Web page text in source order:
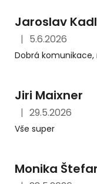
Jaroslav
Hodnocení
| 5.6.2026
Dobrá
Jiri Maixner
Hodnocení
| 29.5.2026
Vše super
Monika